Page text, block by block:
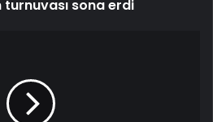
sona erdi